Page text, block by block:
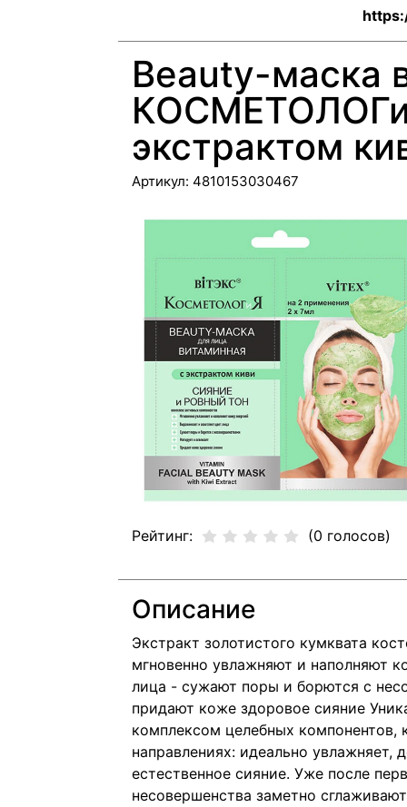
Beauty-маска
экстрактом
Артикул: 4810153030467
Рейтинг: (0 голосов)
Описание
Экстракт золотистого кумквата
мгновенно увлажняют и наполняют
лица - сужают поры и борются с
придают коже здоровое сияние
комплексом целебных компонентов,
направлениях: идеально увлажняет,
естественное сияние. Уже после
несовершенства заметно